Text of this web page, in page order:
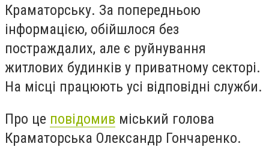
Краматорську. За попередньою
інформацією, обійшлося без
постраждалих, але є руйнування
житлових будинків у приватному секторі.
На місці працюють усі відповідні служби.
Про це повідомив міський голова
Краматорська Олександр Гончаренко.